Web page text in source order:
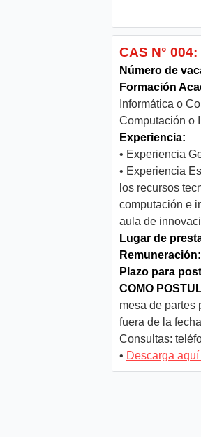
CAS N°
Número de
Formación
Informática o
Computación o
Experiencia:
• Experiencia
• Experiencia
los recursos
computación e
aula de
Lugar de
Remuneración:
Plazo para
COMO
mesa de partes
fuera de la
Consultas:
• Descarga